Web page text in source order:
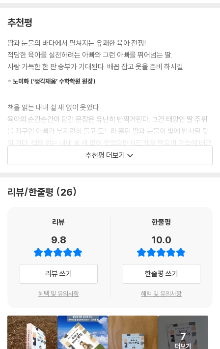
그렇다면 아빠는 어떻게 해야 할까?
군대에서는 지휘관이 명령을 내리지만, 육아에서는 아이가 지휘관이었다.
부모는 훈련을 받고 강해지는 것이 아니라, 아이를 통해 깨닫고 변화하며
국에는 완벽한 부모가 되는 것이 중요한 것이 아니라, 아이와 함께 성장하
『육아인 줄 알았는데 유격』은 단순한 육아 에세이가 아니다. 키즈카페에서
벌어지는 생존기, 놀이공원에서의 체력전, 워터파크에서의 배신과 같은
유쾌한 에피소드 속에서 육아가 단순한 노동이 아니라 한 인간이 부모로서
성장해 가는 과정임을 보여준다. 처음에는 아이를 위해 최선을 다하는 것
이 부모의 역할이라 믿었다. 하지만 시간이 지날수록 깨달았다. 부모도 완
변화하는 과정이라는 것을.
위로와 공감을 전한다. 완벽한 부모가 될 필요는 없다. 아이를 사랑하면서
도 적당히 키우는 것이 가능하며, 때로는 웃고, 때로는 포기하면서 아이와
함께하는 시간을 즐기는 것이 더 중요하다.
육아라는 끝없는 전장에서 살아남기 위해 고군분투하는 부모들에게 바치
는 이야기. 웃음과 감동이 함께하는 ‘서스펜스 육아 활극’이 지금 시작된다.
추천평
땀과 눈물의 바다에서 펼쳐지는 유쾌한 육아 전쟁!
적당한 육아를 실천하려는 아빠와 그런 아빠를 뛰어넘는 딸.
사랑 가득한 한 판 승부가 기대된다. 배꼽 잡고 웃을 준비 하시길.
- 노미화 (‘생각채움’ 수학학원 원장)
책을 읽는 내내 쉴 새 없이 웃었다.
육아의 순간순간이 담긴 문장은 유난히 반짝거린다. 그건 태양인 딸 주위
를 지구인 아빠가 부지런히 돌고 도느라 흘린 땀과 눈물이 빛에 반사된 탓
일 거다. 책을 읽는 내내 쉴 새 없이 웃었으면서도 책을 덮으며 가슴에 뻐근
한 통증이 느껴진 이유가 여기에 있지 않을까. 우리 모두는 누군가의 태양
이자, 동시에 사랑하는 존재의 주위를 끊임없이 서성이며 도는 지구 같은
- 박애희 (『엄마에게 안부를 묻는 밤』, 『어린이의 말』 작가)
육아라는 전장에서 딸과 어떻게 놀아줘야 할지 모르겠다는 아빠에게, 또는
다. 군인 출신 아빠가 딸과 아내 사이에서 고군분투하는 장면들이 읽는 내
내 유쾌해 시간 가는 줄 몰랐다.
‘아빠 머리 꼭대기에서 노는 딸의 이야기’라는 저자의 글을 보자마자 네 살
“원래 애들은 다 그래. 잘 크고 있는 거야. 여기에 그 선배 언니와 선배 아빠
가 있어.”
- 유수경 (초등학교 특수교사)
추천평 더보기
리뷰/한줄평 26
리뷰
9.8
리뷰 쓰기
혜택 및 유의사항
한줄평
10.0
한줄평 쓰기
혜택 및 유의사항
7
더보기